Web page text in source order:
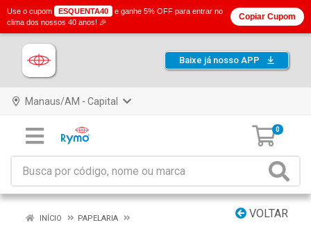
Baixe já nosso APP
Manaus/AM - Capital
0
VOLTAR
INÍCIO
PAPELARIA
Use o cupom ESQUENTA40
e ganhe 5% OFF para entrar no
clima dos nossos 40 anos! 🎉
Copiar Cupom